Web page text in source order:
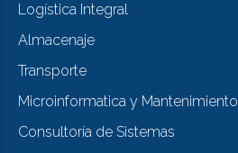
Logística Integral
Almacenaje
Transporte
Microinformatica y Mantenimiento
Consultoría de Sistemas